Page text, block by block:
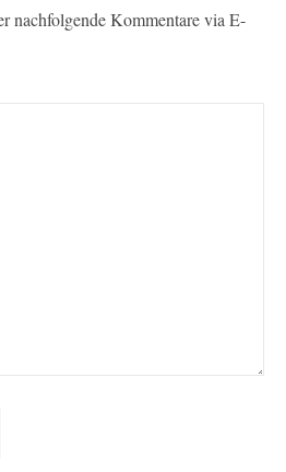
nachfolgende Kommentare via E-